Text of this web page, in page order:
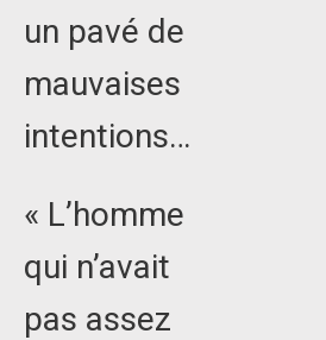
un pavé de
mauvaises
intentions…
« L’homme
qui n’avait
pas assez